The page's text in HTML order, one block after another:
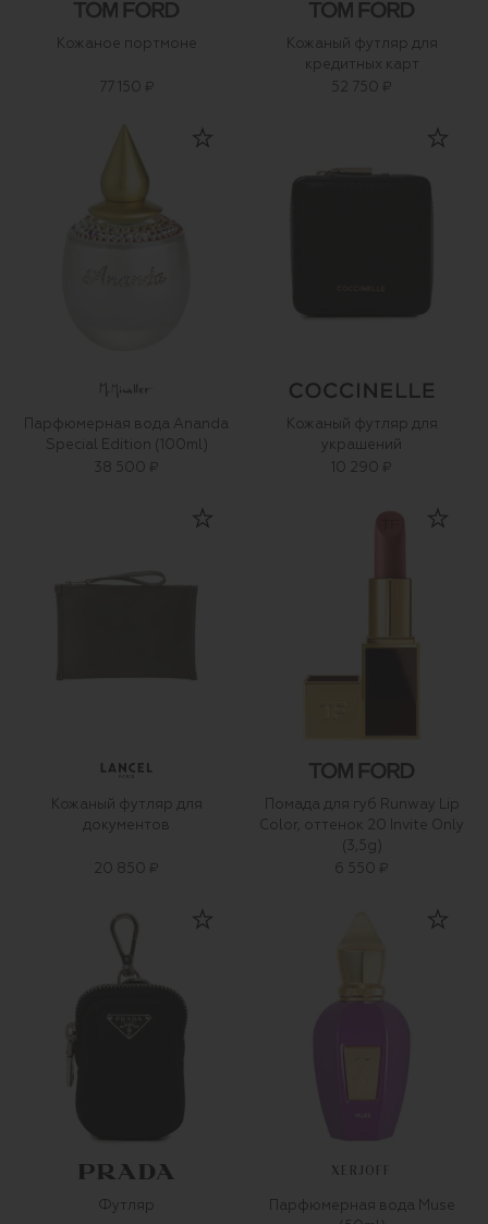
Кожаное портмоне
77 150 ₽
Кожаный футляр для
кредитных карт
52 750 ₽
Парфюмерная вода Ananda
Special Edition (100ml)
38 500 ₽
Кожаный футляр для
украшений
10 290 ₽
Кожаный футляр для
документов
20 850 ₽
Помада для губ Runway Lip
Color, оттенок 20 Invite Only
(3,5g)
6 550 ₽
Футляр
XERJOFF
Парфюмерная вода Muse